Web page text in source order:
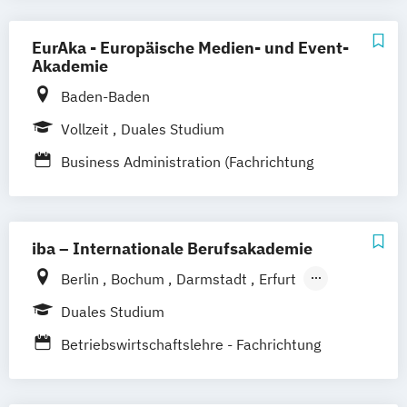
Gesundheitsmanagement - Gesundheits-
und Sporttourismus
EurAka - Europäische Medien- und Event-
Akademie
Baden-Baden
Vollzeit
Duales Studium
Business Administration (Fachrichtung
iba – Internationale Berufsakademie
Berlin Bochum Darmstadt
Erfurt
Hamburg
Heidelberg
Online-Campus
Duales Studium
Betriebswirtschaftslehre - Fachrichtung